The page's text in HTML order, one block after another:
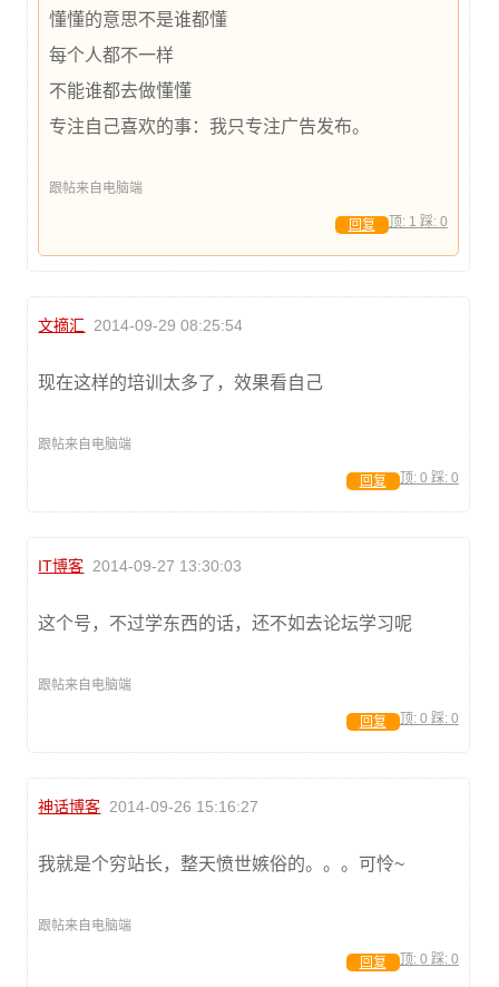
懂懂的意思不是谁都懂
每个人都不一样
不能谁都去做懂懂
专注自己喜欢的事：我只专注广告发布。
跟帖来自电脑端
顶: 1 踩: 0
回复
文摘汇 2014-09-29 08:25:54
现在这样的培训太多了，效果看自己
跟帖来自电脑端
顶: 0 踩: 0
回复
IT博客 2014-09-27 13:30:03
这个号，不过学东西的话，还不如去论坛学习呢
跟帖来自电脑端
顶: 0 踩: 0
回复
神话博客 2014-09-26 15:16:27
我就是个穷站长，整天愤世嫉俗的。。。可怜~
跟帖来自电脑端
顶: 0 踩: 0
回复